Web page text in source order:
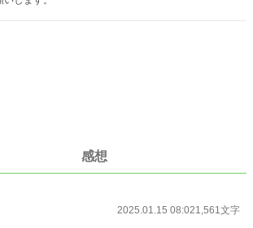
感想
2025.01.15 08:021,561文字